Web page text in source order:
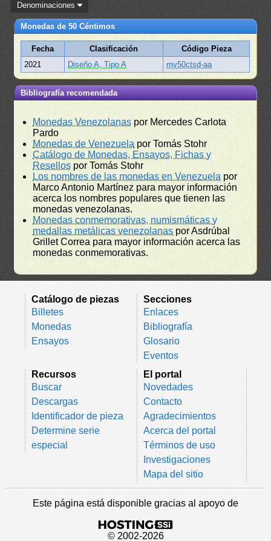
Denominaciones
Monedas de 50 Céntimos
Fecha Clasificación
Código Pieza
2021
Diseño A, Tipo A mv50ctsd-aa
Bibliografía recomendada
Monedas Venezolanas por Mercedes Carlota
Pardo
Monedas de Venezuela por Tomás Stohr
Catálogo de Monedas, Ensayos, Fichas y
Resellos por Tomás Stohr
Los nombres de las monedas en Venezuela por
Marco Antonio Martínez para mayor información
acerca los nombres populares que tienen las
monedas venezolanas.
Monedas conmemorativas, numismáticas y
medallas metálicas venezolanas por Asdrúbal
Grillet Correa para mayor información acerca las
monedas conmemorativas.
Catálogo de piezas
Billetes
Monedas
Ensayos
Secciones
Enlaces
Bibliografía
Glosario
Eventos
Recursos
Buscar
Descargas
Identificador de pieza
Determine serie
especial
El portal
Novedades
Contacto
Agradecimientos
Acerca del portal
Términos de uso
Investigaciones
Mapa del sitio
Este página está disponible gracias al apoyo de
© 2002-2026